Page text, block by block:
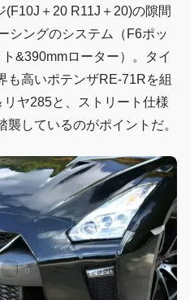
＋20 R11J＋20)の隙間
シングのシステム（F6ポッ
&390mmローター）。タイ
も高いポテンザRE-71Rを組
ヤ285と、ストリート仕様
しているのがポイントだ。